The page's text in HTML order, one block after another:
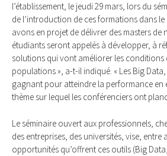
l’établissement, le jeudi 29 mars, lors du
de l’introduction de ces formations dans
avons en projet de délivrer des masters de
étudiants seront appelés à développer, à
solutions qui vont améliorer les conditions
populations », a-t-il indiqué. « Les Big
gagnant pour atteindre la performance en
thème sur lequel les conférenciers ont
Le séminaire ouvert aux professionnels,
des entreprises, des universités, vise, entre
opportunités qu’offrent ces outils (Big